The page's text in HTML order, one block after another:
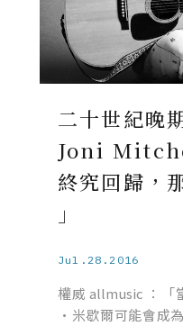
二十世紀晚
Joni
終究回歸，
」
Jul.28.2016
權威 allmusic ：「
·米歇爾可能會成